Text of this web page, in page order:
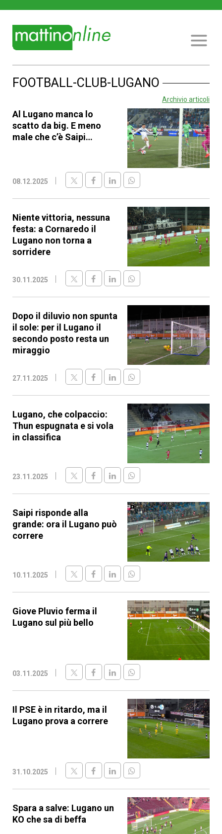
FOOTBALL-CLUB-LUGANO
Archivio articoli
Al Lugano manca lo
scatto da big. E meno
male che c’è Saipi…
08.12.2025
Niente vittoria, nessuna
festa: a Cornaredo il
Lugano non torna a
sorridere
30.11.2025
Dopo il diluvio non spunta
il sole: per il Lugano il
secondo posto resta un
miraggio
27.11.2025
Lugano, che colpaccio:
Thun espugnata e si vola
in classifica
23.11.2025
Saipi risponde alla
grande: ora il Lugano può
correre
10.11.2025
Giove Pluvio ferma il
Lugano sul più bello
03.11.2025
Il PSE è in ritardo, ma il
Lugano prova a correre
31.10.2025
Spara a salve: Lugano un
KO che sa di beffa